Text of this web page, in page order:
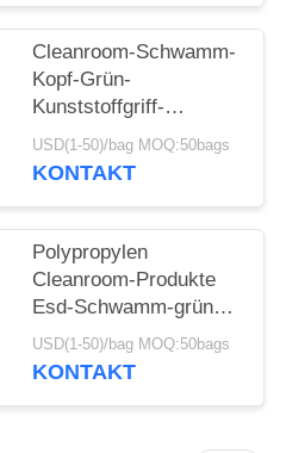
Cleanroom-Schwamm-
Kopf-Grün-
Kunststoffgriff-
Reinigungsputzlappen
für Tastatur
USD(1-50)/bag MOQ:50bags
KONTAKT
Polypropylen
Cleanroom-Produkte
Esd-Schwamm-grüner
Kunststoffgriff-
Schaum-
USD(1-50)/bag MOQ:50bags
KONTAKT